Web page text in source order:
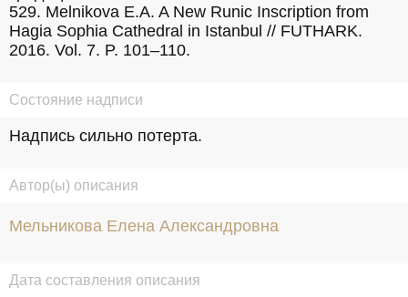
529. Melnikova E.A. A New Runic Inscription from
Hagia Sophia Cathedral in Istanbul // FUTHARK.
2016. Vol. 7. P. 101–110.
Состояние надписи
Надпись сильно потерта.
Автор(ы) описания
Мельникова Елена Александровна
Дата составления описания